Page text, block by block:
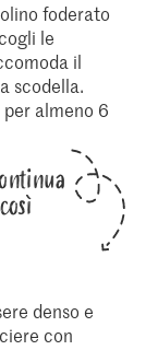
foderato
le
il
scodella.
almeno 6
così
denso e
con